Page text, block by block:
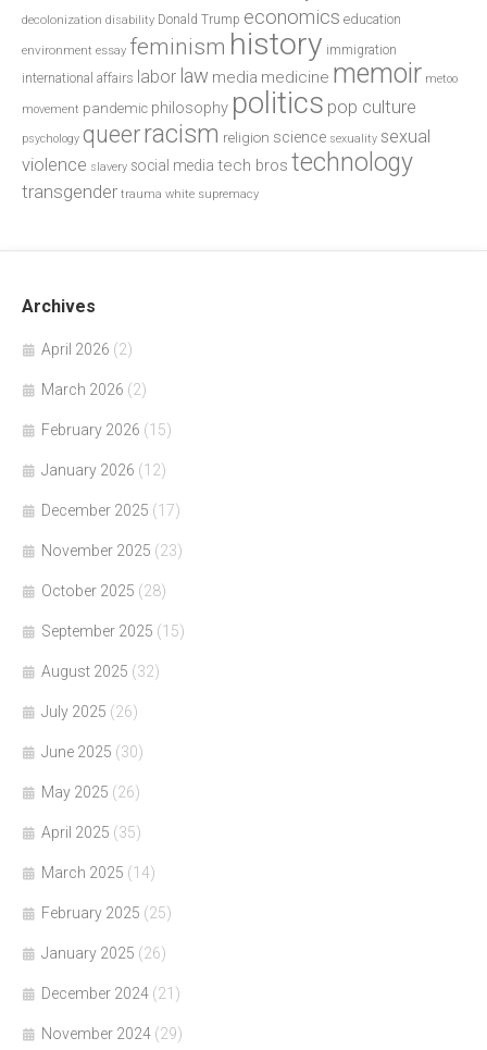
decolonization disability Donald Trump economics education
environment essay feminism history immigration
international affairs labor law media medicine memoir metoo
movement pandemic philosophy politics pop culture
psychology queerracism religion science sexuality sexual
violence slavery social media tech bros technology
transgender trauma white supremacy
Archives
April 2026 (2)
March 2026 (2)
February 2026 (15)
January 2026 (12)
December 2025 (17)
November 2025 (23)
October 2025 (28)
September 2025 (15)
August 2025 (32)
July 2025 (26)
June 2025 (30)
May 2025 (26)
April 2025 (35)
March 2025 (14)
February 2025 (25)
January 2025 (26)
December 2024 (21)
November 2024 (29)